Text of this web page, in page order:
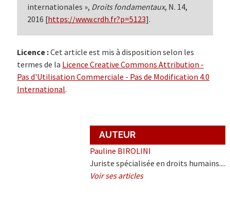
internationales », Droits fondamentaux, N. 14,
2016 [https://www.crdh.fr?p=5123].
Licence :Cet article est mis à disposition selon les
termes de la Licence Creative Commons Attribution -
Pas d'Utilisation Commerciale - Pas de Modification 4.0
International.
AUTEUR
Pauline BIROLINI
Juriste spécialisée en droits humains....
Voir ses articles